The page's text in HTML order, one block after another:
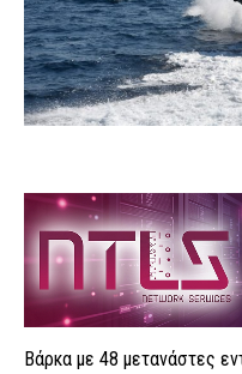
Βάρκα με 48 μετανάστες